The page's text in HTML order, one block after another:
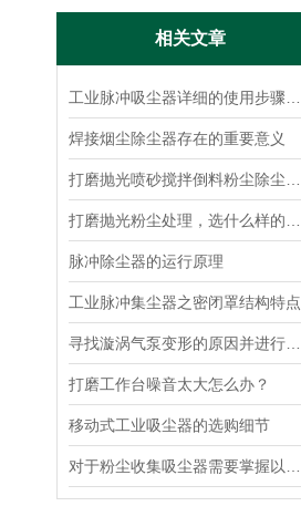
相关文章
焊接烟尘除尘器存在的重要意义
脉冲除尘器的运行原理
工业脉冲集尘器之密闭罩结构特点
打磨工作台噪音太大怎么办？
移动式工业吸尘器的选购细节